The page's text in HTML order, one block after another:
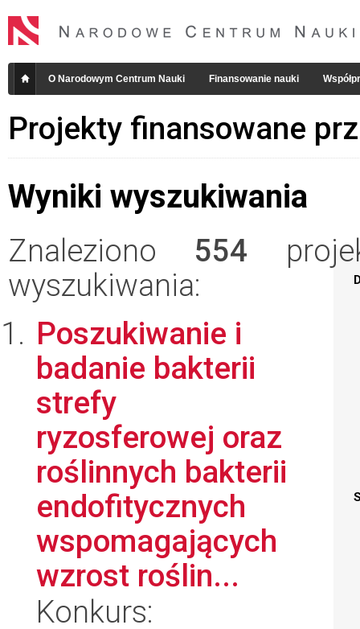
O Narodowym Centrum Nauki Finansowanie nauki
Projekty finansowane
Wyniki wyszukiwania
Znaleziono 554
wyszukiwania:
Poszukiwanie i
badanie bakterii
strefy
ryzosferowej oraz
roślinnych bakterii
endofitycznych
wspomagających
wzrost roślin...
Konkurs: